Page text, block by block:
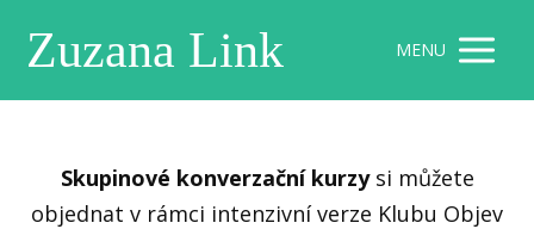
Zuzana Link MENU
Skupinové konverzační kurzysi můžete
objednat v rámci intenzivní verze Klubu Objev